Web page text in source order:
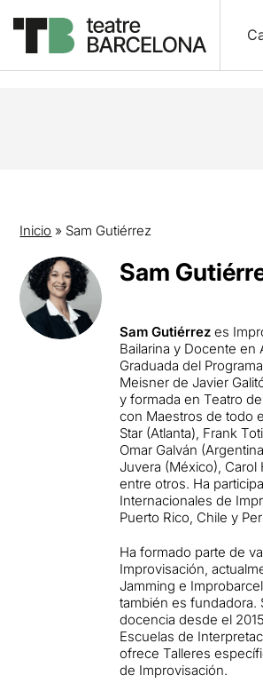
Inicio » Sam Gutiérrez
Sam
Sam Gutiérrez es
Bailarina y Docente en
Graduada del
Meisner de Javier
y formada en Teatro
con Maestros de todo
Star (Atlanta), Frank
Omar Galván
Juvera (México), Carol
entre otros. Ha
Internacionales de
Puerto Rico, Chile y
Ha formado parte de
Improvisación,
Jamming e
también es fundadora.
docencia desde el
Escuelas de
ofrece Talleres
de Improvisación.